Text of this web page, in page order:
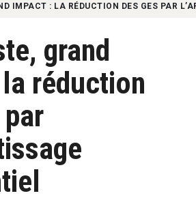
IMPACT : LA RÉDUCTION DES GES PAR
grand
réduction
par